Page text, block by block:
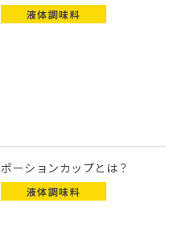
液体調味料
ポーションカップとは？
液体調味料